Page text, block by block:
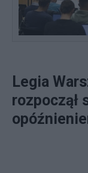
Legia
rozpoczął